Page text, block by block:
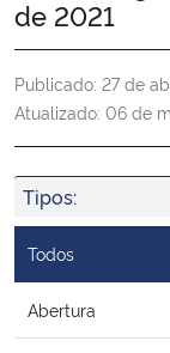
Ministério da Cidadania
Ministério da Saúde
Ministério de Minas e
Ministério da Ciência,
Ministério do Turismo
de 2021
Publicado: 27 de
Atualizado: 06 de
Tipos:
Todos
Abertura